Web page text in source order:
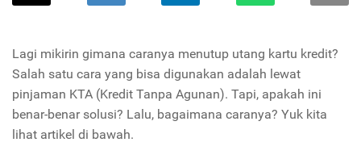
Lagi mikirin gimana caranya menutup utang kartu kredit?
Salah satu cara yang bisa digunakan adalah lewat
pinjaman KTA (Kredit Tanpa Agunan). Tapi, apakah ini
benar-benar solusi? Lalu, bagaimana caranya? Yuk kita
lihat artikel di bawah.